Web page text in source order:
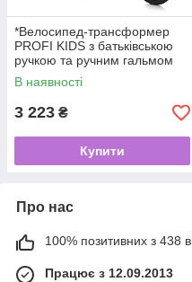
*Велосипед-трансформер
PROFI KIDS з батьківською
ручкою та ручним гальмом
арт. MB 1021-6
В наявності
3 223 ₴
Купити
Про нас
100% позитивних з 438
Працює з 12.09.2013